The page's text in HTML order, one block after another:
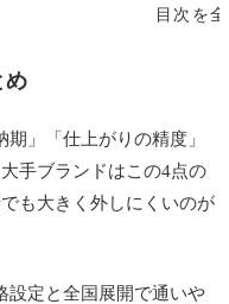
目次を
め
」「仕上がりの精度」
手ブランドはこの4点の
も大きく外しにくいのが
設定と全国展開で通いや